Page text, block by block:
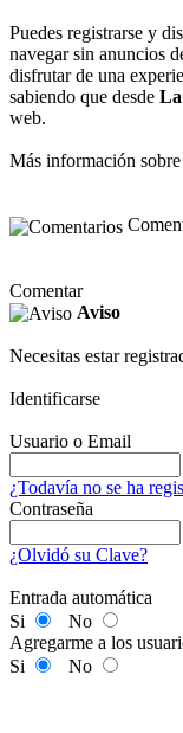
Puedes registrarse y
navegar sin anuncios
disfrutar de una
sabiendo que desde
web.
Más información sobre
Comentar
Aviso
Necesitas estar
Identificarse
Usuario o Email
¿Todavía no se ha
Contraseña
¿Olvidó su Clave?
Entrada automática
Si
No
Agregarme a los
Si
No